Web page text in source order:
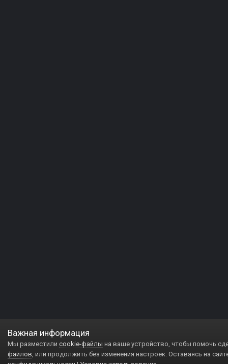
Важная информация
Мы разместили cookie-файлы на ваше устройство, чтобы помочь
файлов, или продолжить без изменения настроек. Оставаясь на